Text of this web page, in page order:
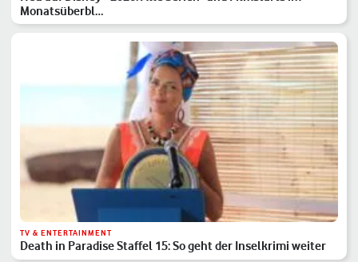
Monatsüberbl…
TV & ENTERTAINMENT
Death in Paradise Staffel 15: So geht der Inselkrimi weiter